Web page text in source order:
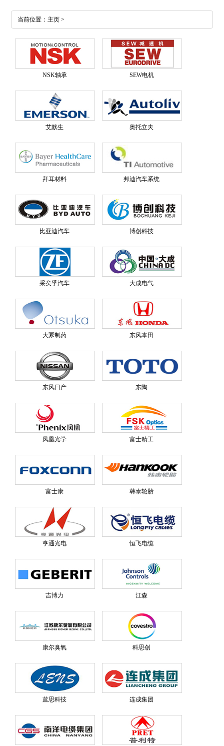
当前位置： 主页 >
NSK轴承 SEW电机
艾默生 奥托立夫
拜耳材料 邦迪汽车系统
比亚迪汽车 博创科技
采矣孚汽车 大成电气
大冢制药 东风本田
东风日产 东陶
凤凰光学 富士精工
富士康 韩泰轮胎
亨通光电 恒飞电缆
吉博力 江森
康尔臭氧 科思创
蓝思科技 连成集团